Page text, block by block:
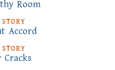
Room
Accord
Cracks